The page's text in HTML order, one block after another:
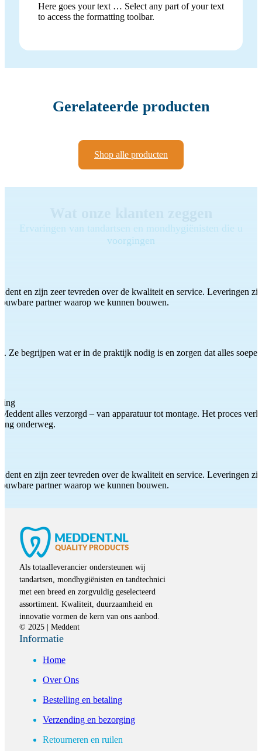
Here goes your text … Select any part of your text
to access the formatting toolbar.
Gerelateerde producten
Shop alle producten
Ervaringen van tandartsen en mondhygiënisten die u
voorgingen
en zijn zeer tevreden over de kwaliteit en service. Leveringen
partner waarop we kunnen bouwen.
Ze begrijpen wat er in de praktijk nodig is en zorgen dat alles
alles verzorgd – van apparatuur tot montage. Het proces
onderweg.
en zijn zeer tevreden over de kwaliteit en service. Leveringen
partner waarop we kunnen bouwen.
Als totaalleverancier ondersteunen wij
tandartsen, mondhygiënisten en tandtechnici
met een breed en zorgvuldig geselecteerd
assortiment. Kwaliteit, duurzaamheid en
innovatie vormen de kern van ons aanbod.
© 2025 | Meddent
Informatie
Home
Over Ons
Bestelling en betaling
Verzending en bezorging
Retourneren en ruilen